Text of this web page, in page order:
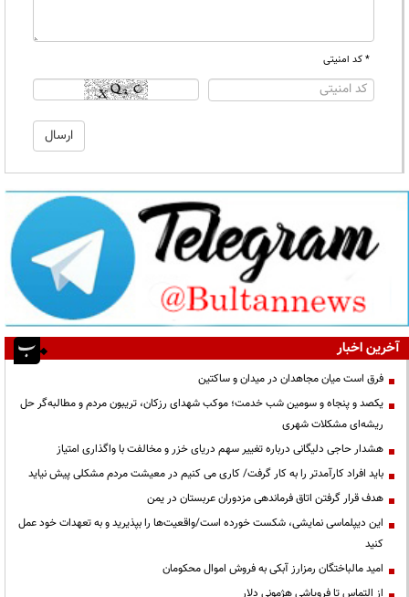
* کد امنیتی
آخرین اخبار
فرق است میان مجاهدان در میدان و ساکتین
یکصد و پنجاه و سومین شب خدمت؛ موکب شهدای رزکان، تریبون مردم و مطالبه‌گر حل
ریشه‌ای مشکلات شهری
هشدار حاجی دلیگانی درباره تغییر سهم دریای خزر و مخالفت با واگذاری امتیاز
باید افراد کارآمدتر را به کار گرفت/ کاری می کنیم در معیشت مردم مشکلی پیش نیاید
هدف قرار گرفتن اتاق‌ فرماندهی مزدوران عربستان در یمن
این دیپلماسی نمایشی، شکست خورده است/واقعیت‌ها را بپذیرید و به تعهدات خود عمل
کنید
امید مالباختگان رمزارز آبکی به فروش اموال محکومان
از التماس تا فروپاشی هژمونی دلار